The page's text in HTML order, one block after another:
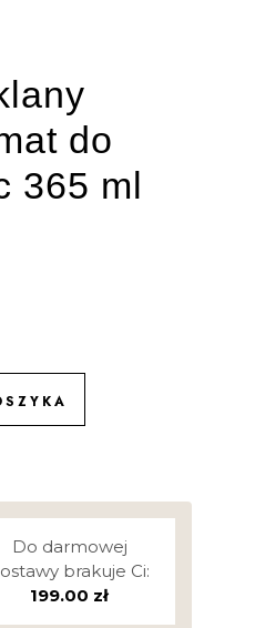
do
365 ml
Do darmowej
brakuje Ci:
199.00 zł